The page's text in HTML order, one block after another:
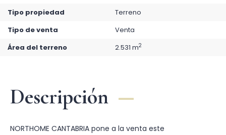
Descripción
NORTHOME CANTABRIA pone a la venta este
Tipo propiedad
Terreno
Tipo de venta
Venta
Área del terreno
2.531 m2